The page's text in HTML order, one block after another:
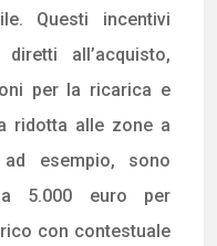
Questi incentivi
all’acquisto,
per la ricarica e
ridotta alle zone a
esempio, sono
5.000 euro per
con contestuale